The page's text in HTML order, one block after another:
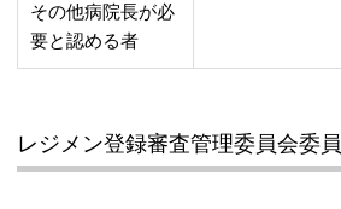
その他病院長が必
要と認める者
レジメン登録審査管理委員会委員